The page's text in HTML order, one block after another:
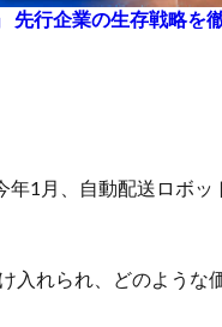
先行企業の生存戦略を
1月、自動配送ロボッ
入れられ、どのような